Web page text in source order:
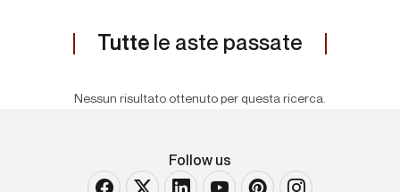
Tutte le aste passate
Nessun risultato ottenuto per questa ricerca.
Follow us